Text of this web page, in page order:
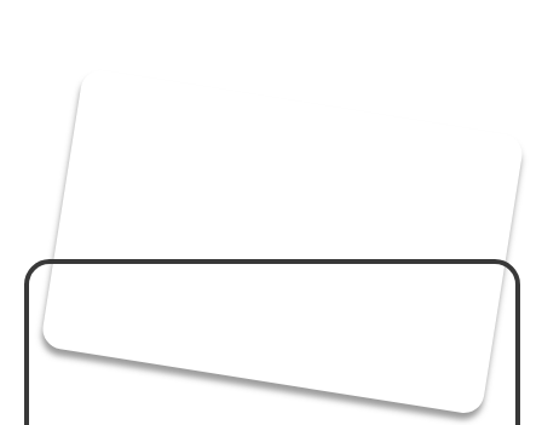
Когда через вас будут проходить ученики,
вы начнёте глубже понимать, как работает
энергия. Это развитие насмотренности в
практике, перенятие успешного опыта и,
конечно, рост внутренней уверенности в
целительстве.
Доступ к закрытой базе знаний
и алгоритмов